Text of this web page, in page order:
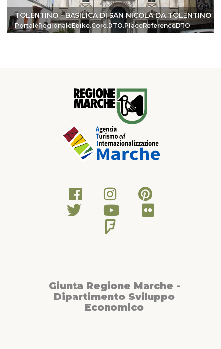
TOLENTINO - BASILICA DI SAN NICOLA DA TOLENTINO
PortaleRegionaleEbike.Core.DTO.PlaceReferenceDTO
Giunta Regione Marche -
Dipartimento Sviluppo
Economico